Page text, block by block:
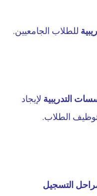
للطلاب الجامعيين.
التدريبية لإيجاد
الطلاب.
التسجيل